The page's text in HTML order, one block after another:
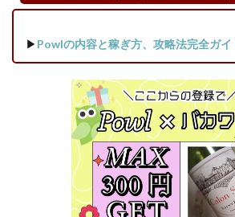
▶ Powlの内容と稼ぎ方、攻略法完全ガイ